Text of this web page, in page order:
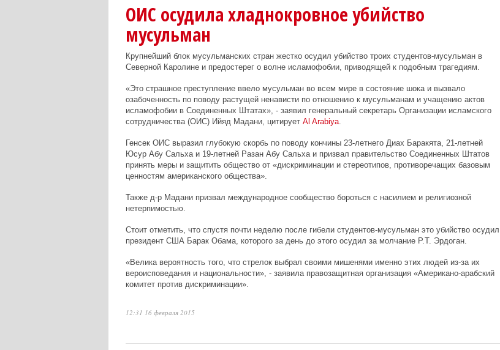
ОИС осудила хладнокровное убийство
мусульман
Крупнейший блок мусульманских стран жестко осудил убийство троих студентов-мусульман в
Северной Каролине и предостерег о волне исламофобии, приводящей к подобным трагедиям.
«Это страшное преступление ввело мусульман во всем мире в состояние шока и вызвало
озабоченность по поводу растущей ненависти по отношению к мусульманам и учащению актов
исламофобии в Соединенных Штатах», - заявил генеральный секретарь Организации исламского
сотрудничества (ОИС) Ийяд Мадани, цитирует Al Arabiya.
Генсек ОИС выразил глубокую скорбь по поводу кончины 23-летнего Диах Баракята, 21-летней
Юсур Абу Сальха и 19-летней Разан Абу Сальха и призвал правительство Соединенных Штатов
принять меры и защитить общество от «дискриминации и стереотипов, противоречащих базовым
ценностям американского общества».
Также д-р Мадани призвал международное сообщество бороться с насилием и религиозной
нетерпимостью.
Стоит отметить, что спустя почти неделю после гибели студентов-мусульман это убийство осудил
президент США Барак Обама, которого за день до этого осудил за молчание Р.Т. Эрдоган.
«Велика вероятность того, что стрелок выбрал своими мишенями именно этих людей из-за их
вероисповедания и национальности», - заявила правозащитная организация «Американо-арабский
комитет против дискриминации».
12:31 16 февраля 2015